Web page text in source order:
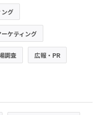
ング
ケティング
調査 広報・PR